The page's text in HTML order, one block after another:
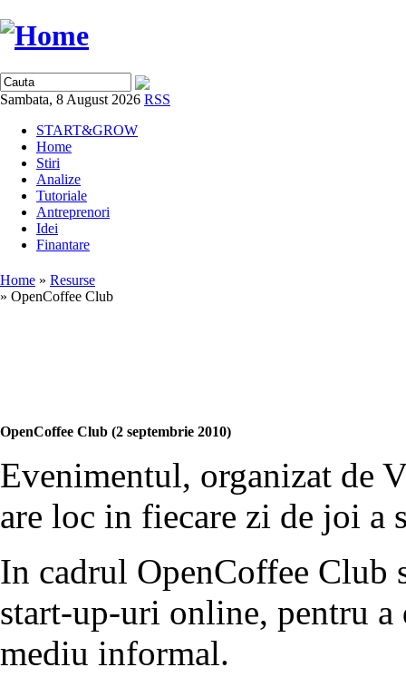
Sambata, 8 August 2026 RSS
START&GROW
Home
Stiri
Analize
Tutoriale
Antreprenori
Idei
Finantare
Home » Resurse
» OpenCoffee Club
OpenCoffee Club (2 septembrie 2010)
Evenimentul, organizat de
are loc in fiecare zi de joi a
In cadrul OpenCoffee Club
start-up-uri online, pentru
mediu informal.